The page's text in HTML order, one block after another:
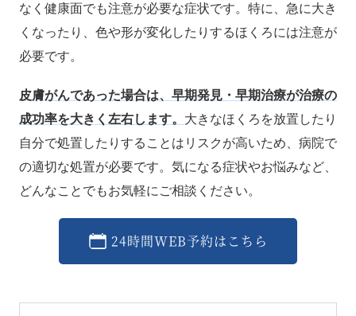
なく健康面でも注意が必要な症状です。特に、急に大き
くなったり、色や形が変化したりするほくろには注意が
必要です。
皮膚がんであった場合は、早期発見・早期治療が治療の
成功率を大きく左右します。 大きなほくろを放置したり
自分で処置したりすることはリスクが高いため、病院で
の適切な処置が必要です。気になる症状やお悩みなど、
どんなことでもお気軽にご相談ください。
24時間WEB予約はこちら